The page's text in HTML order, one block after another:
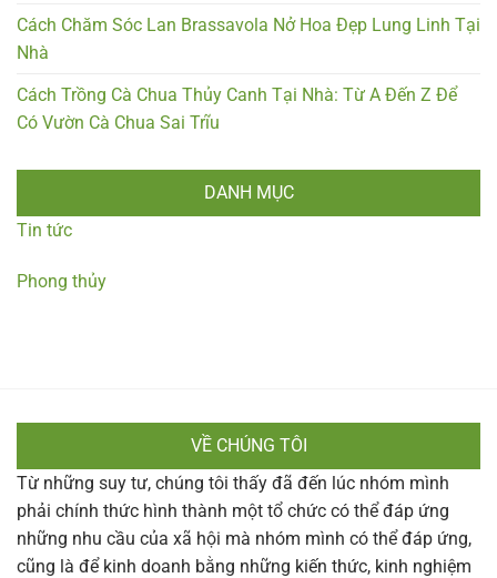
Cách Chăm Sóc Lan Brassavola Nở Hoa Đẹp Lung Linh Tại
Nhà
Cách Trồng Cà Chua Thủy Canh Tại Nhà: Từ A Đến Z Để
Có Vườn Cà Chua Sai Trĩu
DANH MỤC
Tin tức
Phong thủy
VỀ CHÚNG TÔI
Từ những suy tư, chúng tôi thấy đã đến lúc nhóm mình
phải chính thức hình thành một tổ chức có thể đáp ứng
những nhu cầu của xã hội mà nhóm mình có thể đáp ứng,
cũng là để kinh doanh bằng những kiến thức, kinh nghiệm